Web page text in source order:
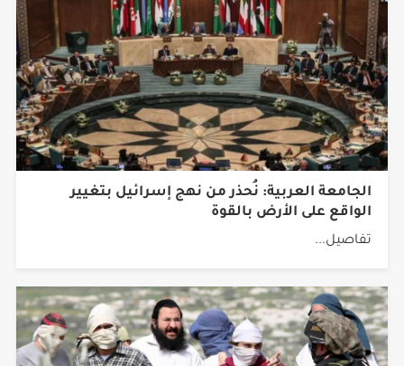
الجامعة العربية: نُحذر من نهج إسرائيل بتغيير
الواقع على الأرض بالقوة
تفاصيل...